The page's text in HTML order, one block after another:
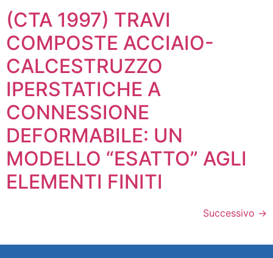
(CTA 1997) TRAVI
COMPOSTE ACCIAIO-
CALCESTRUZZO
IPERSTATICHE A
CONNESSIONE
DEFORMABILE: UN
MODELLO “ESATTO” AGLI
ELEMENTI FINITI
Successivo →